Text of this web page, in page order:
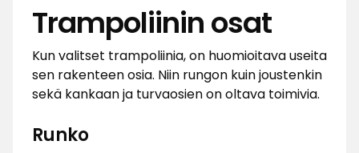
Trampoliinin osat
Kun valitset trampoliinia, on huomioitava useita
sen rakenteen osia. Niin rungon kuin joustenkin
sekä kankaan ja turvaosien on oltava toimivia.
Runko